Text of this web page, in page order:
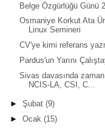
Belge Özgürlüğü Günü
Osmaniye Korkut Ata
Linux Semineri
CV'ye kimi referans
Pardus'un Yarını
Sivas davasında zaman
NCIS-LA, CSI, C...
► Şubat (9)
► Ocak (15)